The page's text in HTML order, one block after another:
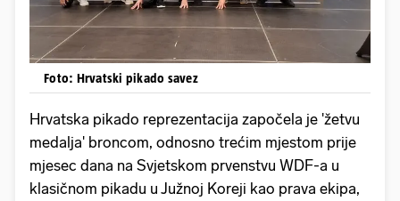
Foto: Hrvatski pikado savez
Hrvatska pikado reprezentacija započela je 'žetvu
medalja' broncom, odnosno trećim mjestom prije
mjesec dana na Svjetskom prvenstvu WDF-a u
klasičnom pikadu u Južnoj Koreji kao prava ekipa,